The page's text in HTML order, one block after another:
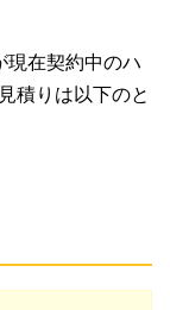
現在契約中のハ
積りは以下のと